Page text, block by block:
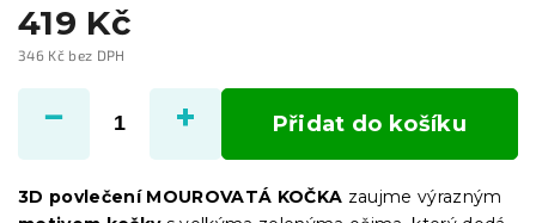
419 Kč
346 Kč bez DPH
cena:
Přidat do košíku
3D povlečení MOUROVATÁ KOČKA zaujme výrazným